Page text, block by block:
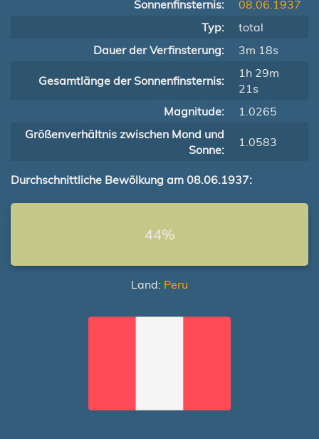
Sonnenfinsternis:
08.06.1937
Typ:
total
Dauer der Verfinsterung:
3m 18s
Gesamtlänge der Sonnenfinsternis:
1h 29m
21s
Magnitude:
1.0265
Größenverhältnis zwischen Mond und
Sonne:
1.0583
Durchschnittliche Bewölkung am 08.06.1937:
44%
Land: Peru